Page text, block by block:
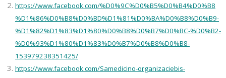
https://www.facebook.com/%D0%9C%D0%B5%D0%B4%D0%B8
%D1%86%D0%B8%D0%BD%D1%81%D0%BA%D0%B8%D0%B9-
%D1%82%D1%83%D1%80%D0%B8%D0%B7%D0%BC-%D0%B2-
%D0%93%D1%80%D1%83%D0%B7%D0%B8%D0%B8-
153979238351425/
https://www.facebook.com/Samedicino-organizaciebis-